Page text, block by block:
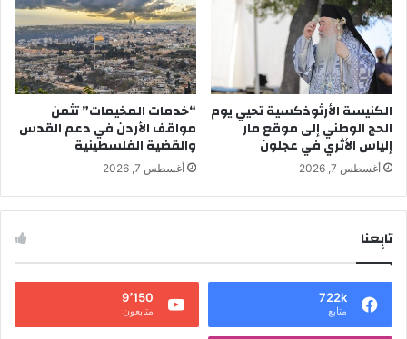
الكنيسة الأرثوذكسية تحيي يوم
الحج الوطني إلى موقع مار
إلياس الأثري في عجلون
أغسطس 7, 2026
“خدمات المخيمات” تثمن
مواقف الأردن في دعم القدس
والقضية الفلسطينية
أغسطس 7, 2026
تابِعنا
722k
متابع
9٬150
متابعون